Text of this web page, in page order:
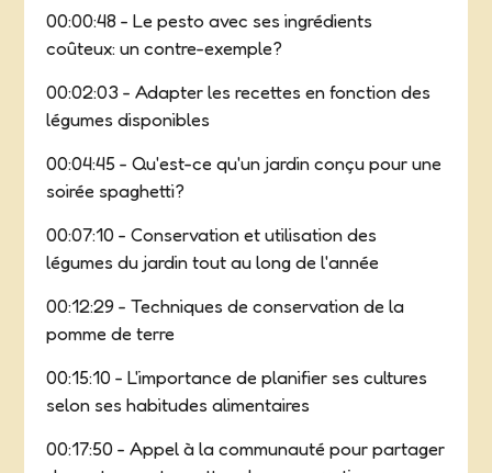
00:00:48 - Le pesto avec ses ingrédients
coûteux: un contre-exemple?
00:02:03 - Adapter les recettes en fonction des
légumes disponibles
00:04:45 - Qu'est-ce qu'un jardin conçu pour une
soirée spaghetti?
00:07:10 - Conservation et utilisation des
légumes du jardin tout au long de l'année
00:12:29 - Techniques de conservation de la
pomme de terre
00:15:10 - L'importance de planifier ses cultures
selon ses habitudes alimentaires
00:17:50 - Appel à la communauté pour partager